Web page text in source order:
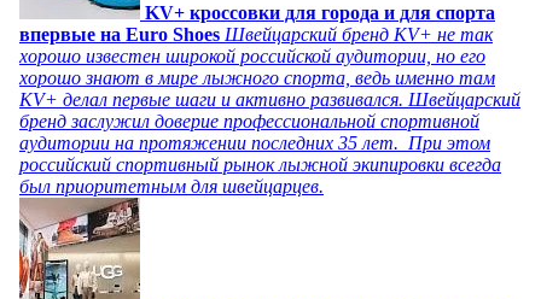
KV+ кроссовки для города и для спорта
впервые на Euro Shoes Швейцарский бренд KV+ не так
хорошо известен широкой российской аудитории, но его
хорошо знают в мире лыжного спорта, ведь именно там
KV+ делал первые шаги и активно развивался. Швейцарский
бренд заслужил доверие профессиональной спортивной
аудитории на протяжении последних 35 лет. При этом
российский спортивный рынок лыжной экипировки всегда
был приоритетным для швейцарцев.